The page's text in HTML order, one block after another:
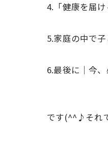
4.「健康を届
5.家庭の中で
6.最後に｜今
です(^^♪それ